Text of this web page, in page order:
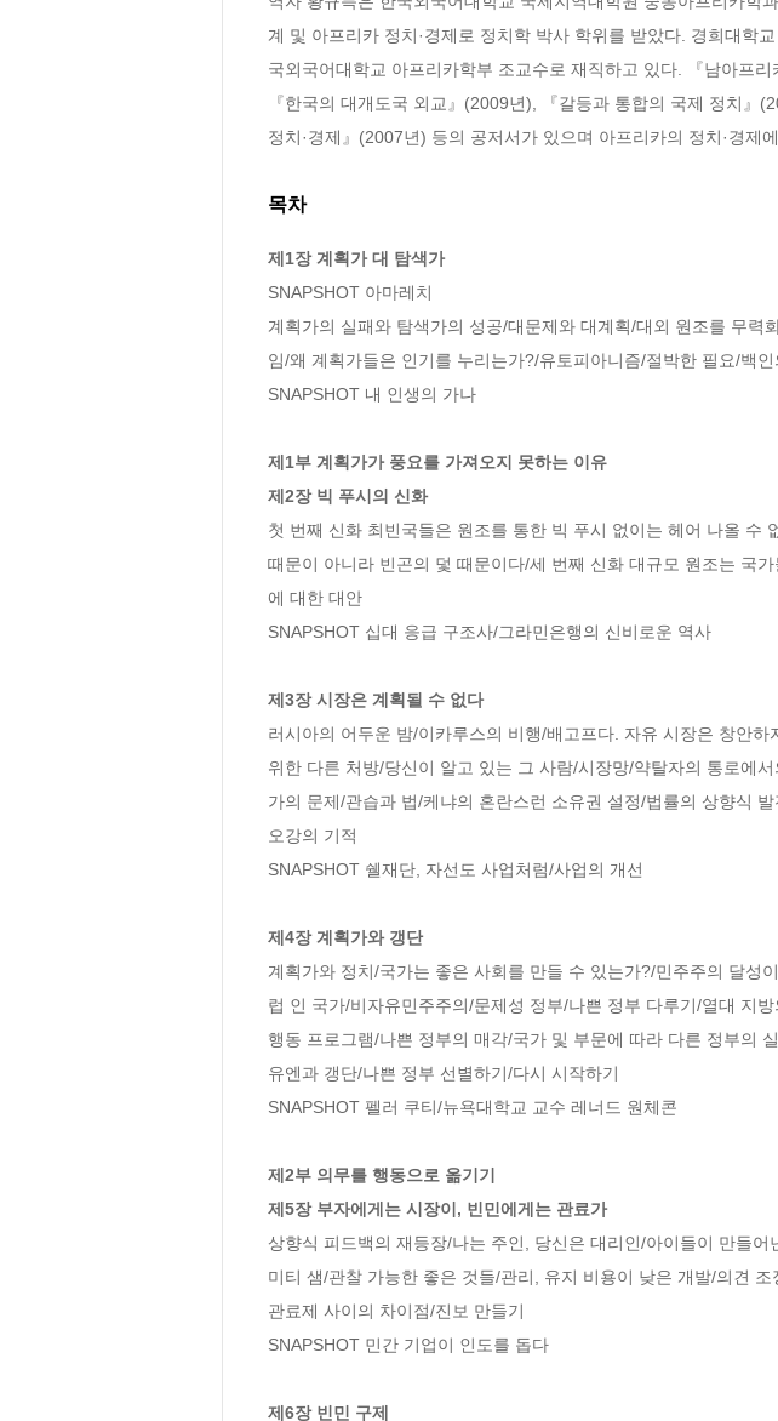
계 및 아프리카 정치·경제로 정치학 박사 학위를 받았다. 경희대학
국외국어대학교 아프리카학부 조교수로 재직하고 있다. 『남아프
『한국의 대개도국 외교』(2009년), 『갈등과 통합의 국제 정치
정치·경제』(2007년) 등의 공저서가 있으며 아프리카의 정치·경제
목차
제1장 계획가 대 탐색가
SNAPSHOT 아마레치
계획가의 실패와 탐색가의 성공/대문제와 대계획/대외 원조를 무
임/왜 계획가들은 인기를 누리는가?/유토피아니즘/절박한 필요/백
SNAPSHOT 내 인생의 가나
제1부 계획가가 풍요를 가져오지 못하는 이유
제2장 빅 푸시의 신화
첫 번째 신화 최빈국들은 원조를 통한 빅 푸시 없이는 헤어 나올 수
때문이 아니라 빈곤의 덫 때문이다/세 번째 신화 대규모 원조는 국
에 대한 대안
SNAPSHOT 십대 응급 구조사/그라민은행의 신비로운 역사
제3장 시장은 계획될 수 없다
러시아의 어두운 밤/이카루스의 비행/배고프다. 자유 시장은 창안
위한 다른 처방/당신이 알고 있는 그 사람/시장망/약탈자의 통로에
가의 문제/관습과 법/케냐의 혼란스런 소유권 설정/법률의 상향식
오강의 기적
SNAPSHOT 쉘재단, 자선도 사업처럼/사업의 개선
제4장 계획가와 갱단
계획가와 정치/국가는 좋은 사회를 만들 수 있는가?/민주주의 달성
럽 인 국가/비자유민주주의/문제성 정부/나쁜 정부 다루기/열대 지
행동 프로그램/나쁜 정부의 매각/국가 및 부문에 따라 다른 정부의
유엔과 갱단/나쁜 정부 선별하기/다시 시작하기
SNAPSHOT 펠러 쿠티/뉴욕대학교 교수 레너드 원체콘
제2부 의무를 행동으로 옮기기
제5장 부자에게는 시장이, 빈민에게는 관료가
상향식 피드백의 재등장/나는 주인, 당신은 대리인/아이들이 만들
미티 샘/관찰 가능한 좋은 것들/관리, 유지 비용이 낮은 개발/의견
관료제 사이의 차이점/진보 만들기
SNAPSHOT 민간 기업이 인도를 돕다
제6장 빈민 구제